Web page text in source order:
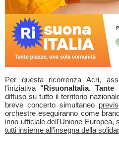
Per questa ricorrenza Acri,
l'iniziativa "RisuonaItalia.
diffuso su tutto il territorio
breve concerto simultaneo
orchestre eseguiranno come
inno ufficiale dell'Unione Europea,
tutti insieme all'insegna della